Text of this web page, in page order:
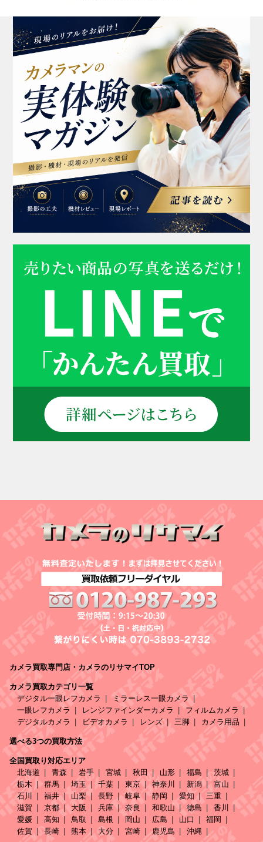
カメラ買取専門店・カメラのリサマイTOP
カメラ買取カテゴリ一覧
デジタル一眼レフカメラ
ミラーレス一眼カメラ
一眼レフカメラ
レンジファインダーカメラ
フィルムカメラ
デジタルカメラ
ビデオカメラ レンズ 三脚 カメラ用品
選べる3つの買取方法
全国買取り対応エリア
北海道
青森 岩手 宮城 秋田 山形 福島
茨城
栃木
群馬 埼玉 千葉 東京 神奈川 新潟
富山
石川
福井 山梨 長野 岐阜 静岡 愛知
三重
滋賀
京都 大阪 兵庫 奈良 和歌山 徳島
香川
愛媛
高知 鳥取 島根 岡山 広島 山口
福岡
佐賀
長崎 熊本 大分 宮崎 鹿児島 沖縄